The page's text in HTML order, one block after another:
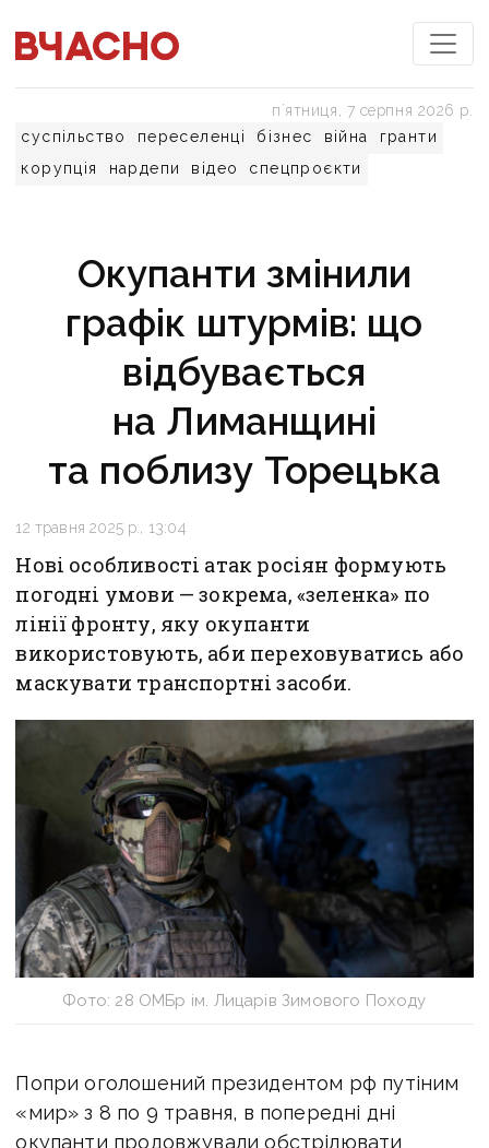
суспільство переселенці бізнес війна
гранти
корупція
нардепи відео спецпроєкти
пʼятниця, 7 серпня 2026 р.
Окупанти змінили
графік штурмів: що
відбувається
на Лиманщині
та поблизу Торецька
12 травня 2025 р., 13:04
Нові особливості атак росіян формують
погодні умови — зокрема, «зеленка» по
лінії фронту, яку окупанти
використовують, аби переховуватись або
маскувати транспортні засоби.
Фото: 28 ОМБр ім. Лицарів Зимового Походу
Попри оголошений президентом рф путіним
«мир» з 8 по 9 травня, в попередні дні
окупанти продовжували обстрілювати